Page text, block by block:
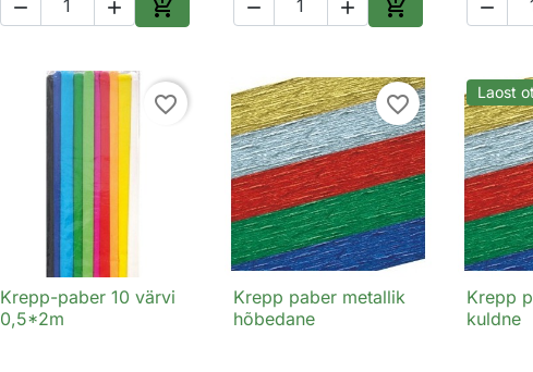
  
Lisa ostukorvi
  
Lisa ostukorvi

favorite_border
 Kiirvaade
Krepp-paber 10 värvi
0,5*2m
favorite_border
 Kiirvaade
Krepp paber metallik
hõbedane
Laost

Krepp
kuldne